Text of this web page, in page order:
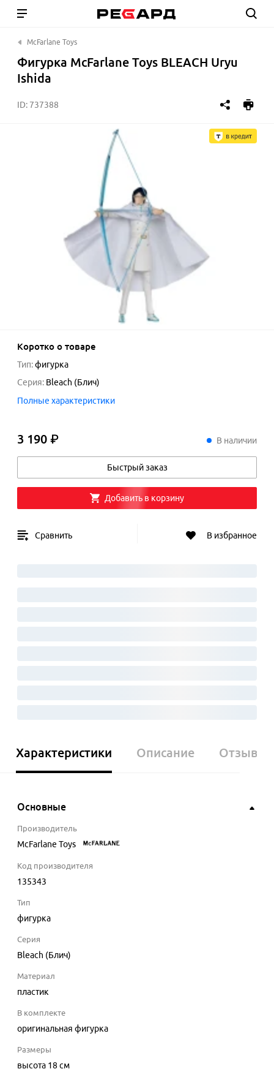
McFarlane Toys
Фигурка McFarlane Toys BLEACH Uryu
Ishida
ID: 737388
Коротко о товаре
Тип:фигурка
Серия: Bleach (Блич)
Полные характеристики
3 190 ₽3 190 ₽ В наличии
Быстрый заказ
Добавить в корзину
Сравнить В избранное
Характеристики Описание Отзывы
Основные
Производитель
McFarlane Toys
Код производителя
135343
Тип
фигурка
Серия
Bleach (Блич)
Материал
пластик
В комплекте
оригинальная фигурка
Размеры
высота 18 см